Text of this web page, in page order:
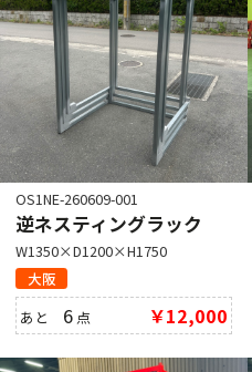
OS1NE-260609-001
逆ネスティングラック
W1350×D1200×H1750
大阪
あと 6 点 ￥12,000